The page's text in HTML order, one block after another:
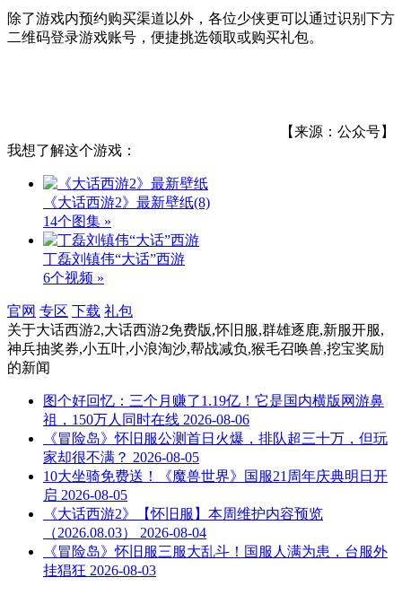
除了游戏内预约购买渠道以外，各位少侠更可以通过识别下方
二维码登录游戏账号，便捷挑选领取或购买礼包。
【来源：公众号】
我想了解这个游戏：
《大话西游2》最新壁纸(8)
14个图集 »
丁磊刘镇伟“大话”西游
6个视频 »
官网 专区 下载 礼包
关于大话西游2,大话西游2免费版,怀旧服,群雄逐鹿,新服开服,
神兵抽奖券,小五叶,小浪淘沙,帮战减负,猴毛召唤兽,挖宝奖励
的新闻
图个好回忆：三个月赚了1.19亿！它是国内横版网游鼻
祖，150万人同时在线 2026-08-06
《冒险岛》怀旧服公测首日火爆，排队超三十万，但玩
家却很不满？ 2026-08-05
10大坐骑免费送！《魔兽世界》国服21周年庆典明日开
启 2026-08-05
《大话西游2》【怀旧服】本周维护内容预览
（2026.08.03）
2026-08-04
《冒险岛》怀旧服三服大乱斗！国服人满为患，台服外
挂猖狂 2026-08-03